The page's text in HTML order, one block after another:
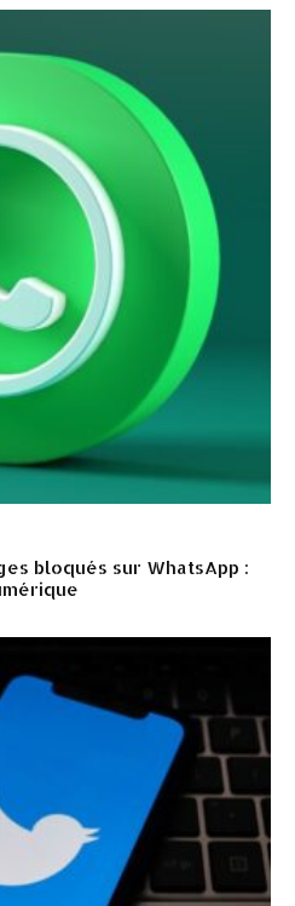
bloqués sur WhatsApp :